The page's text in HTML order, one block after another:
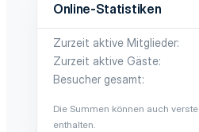
Online-Statistiken
Zurzeit aktive Mitglieder
Zurzeit aktive Gäste
Besucher gesamt
Die Summen können auch
enthalten.